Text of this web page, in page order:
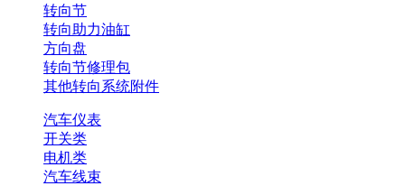
转向节
转向助力油缸
方向盘
转向节修理包
其他转向系统附件
汽车仪表
开关类
电机类
汽车线束